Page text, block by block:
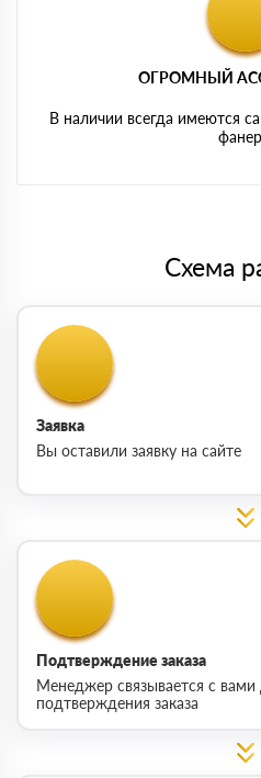
ОГРОМНЫЙ
В наличии всегда имеются
Схема
Заявка
Вы оставили заявку на сайте
Подтверждение заказа
Менеджер связывается с вами
подтверждения заказа